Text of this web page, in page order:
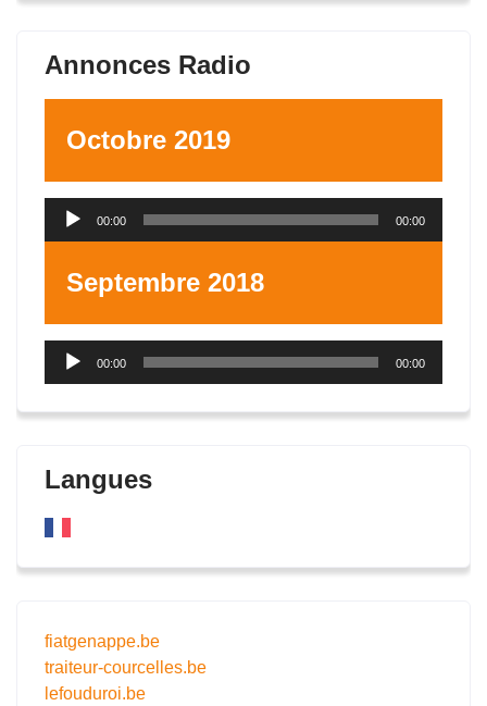
Annonces Radio
Octobre 2019
Lecteur
00:00 00:00
Septembre 2018
Lecteur
00:00 00:00
Langues
fiatgenappe.be
traiteur-courcelles.be
lefouduroi.be